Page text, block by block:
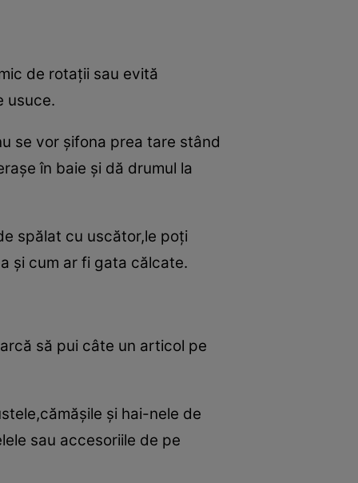
de rotaţii sau evită
usuce.
se vor şifona prea tare stând
în baie şi dă drumul la
spălat cu uscător,le poţi
şi cum ar fi gata călcate.
să pui câte un articol pe
şi hai-nele de
sau accesoriile de pe